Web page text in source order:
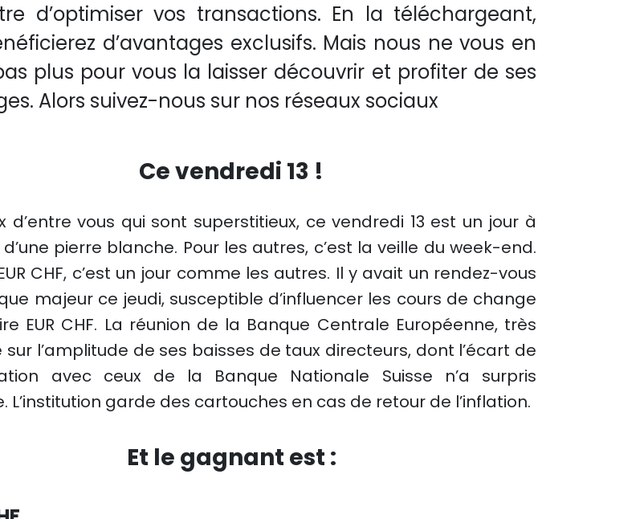
d’optimiser vos transactions. En la téléchargeant,
d’avantages exclusifs. Mais nous ne vous en
plus pour vous la laisser découvrir et profiter de ses
Alors suivez-nous sur nos réseaux sociaux
Ce vendredi 13 !
d’entre vous qui sont superstitieux, ce vendredi 13 est un jour à
pierre blanche. Pour les autres, c’est la veille du week-end.
CHF, c’est un jour comme les autres. Il y avait un rendez-vous
majeur ce jeudi, susceptible d’influencer les cours de change
EUR CHF. La réunion de la Banque Centrale Européenne, très
l’amplitude de ses baisses de taux directeurs, dont l’écart de
avec ceux de la Banque Nationale Suisse n’a surpris
L’institution garde des cartouches en cas de retour de l’inflation.
Et le gagnant est :